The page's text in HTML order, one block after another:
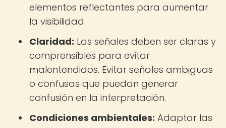
elementos reflectantes para aumentar
la visibilidad.
Claridad: Las señales deben ser claras y
comprensibles para evitar
malentendidos. Evitar señales ambiguas
o confusas que puedan generar
confusión en la interpretación.
Condiciones ambientales: Adaptar las